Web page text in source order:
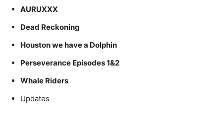
AURUXXX
Dead Reckoning
Houston we have a Dolphin
Perseverance Episodes 1&2
Whale Riders
Updates